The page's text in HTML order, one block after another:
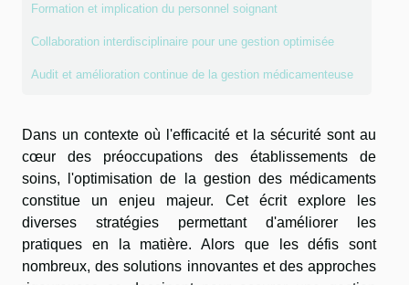
Formation et implication du personnel soignant
Collaboration interdisciplinaire pour une gestion optimisée
Audit et amélioration continue de la gestion médicamenteuse
Dans un contexte où l'efficacité et la sécurité sont au
cœur des préoccupations des établissements de
soins, l'optimisation de la gestion des médicaments
constitue un enjeu majeur. Cet écrit explore les
diverses stratégies permettant d'améliorer les
pratiques en la matière. Alors que les défis sont
nombreux, des solutions innovantes et des approches